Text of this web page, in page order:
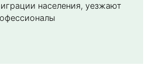
населения, уезжают